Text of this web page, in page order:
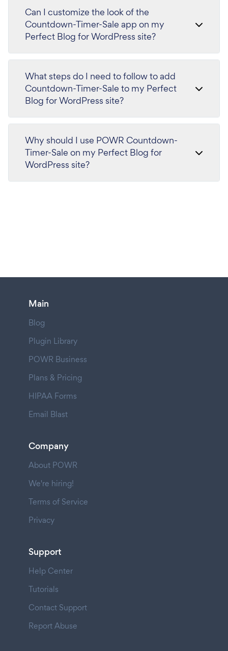
Can I customize the look of the
Countdown-Timer-Sale app on my
Perfect Blog for WordPress site?
What steps do I need to follow to add
Countdown-Timer-Sale to my Perfect
Blog for WordPress site?
Why should I use POWR Countdown-
Timer-Sale on my Perfect Blog for
WordPress site?
Main
Blog
Plugin Library
POWR Business
Plans & Pricing
HIPAA Forms
Email Blast
Company
About POWR
We're hiring!
Terms of Service
Privacy
Support
Help Center
Tutorials
Contact Support
Report Abuse